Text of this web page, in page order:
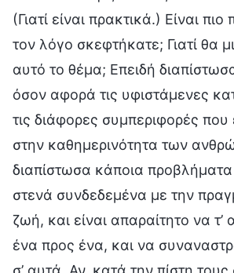
(Γιατί είναι πρακτικά.) Είναι
τον λόγο σκεφτήκατε; Γιατί θα
αυτό το θέμα; Επειδή
όσον αφορά τις υφιστάμενες
τις διάφορες συμπεριφορές που
στην καθημερινότητα των
διαπίστωσα κάποια προβλήματα
στενά συνδεδεμένα με την
ζωή, και είναι απαραίτητο να
ένα προς ένα, και να